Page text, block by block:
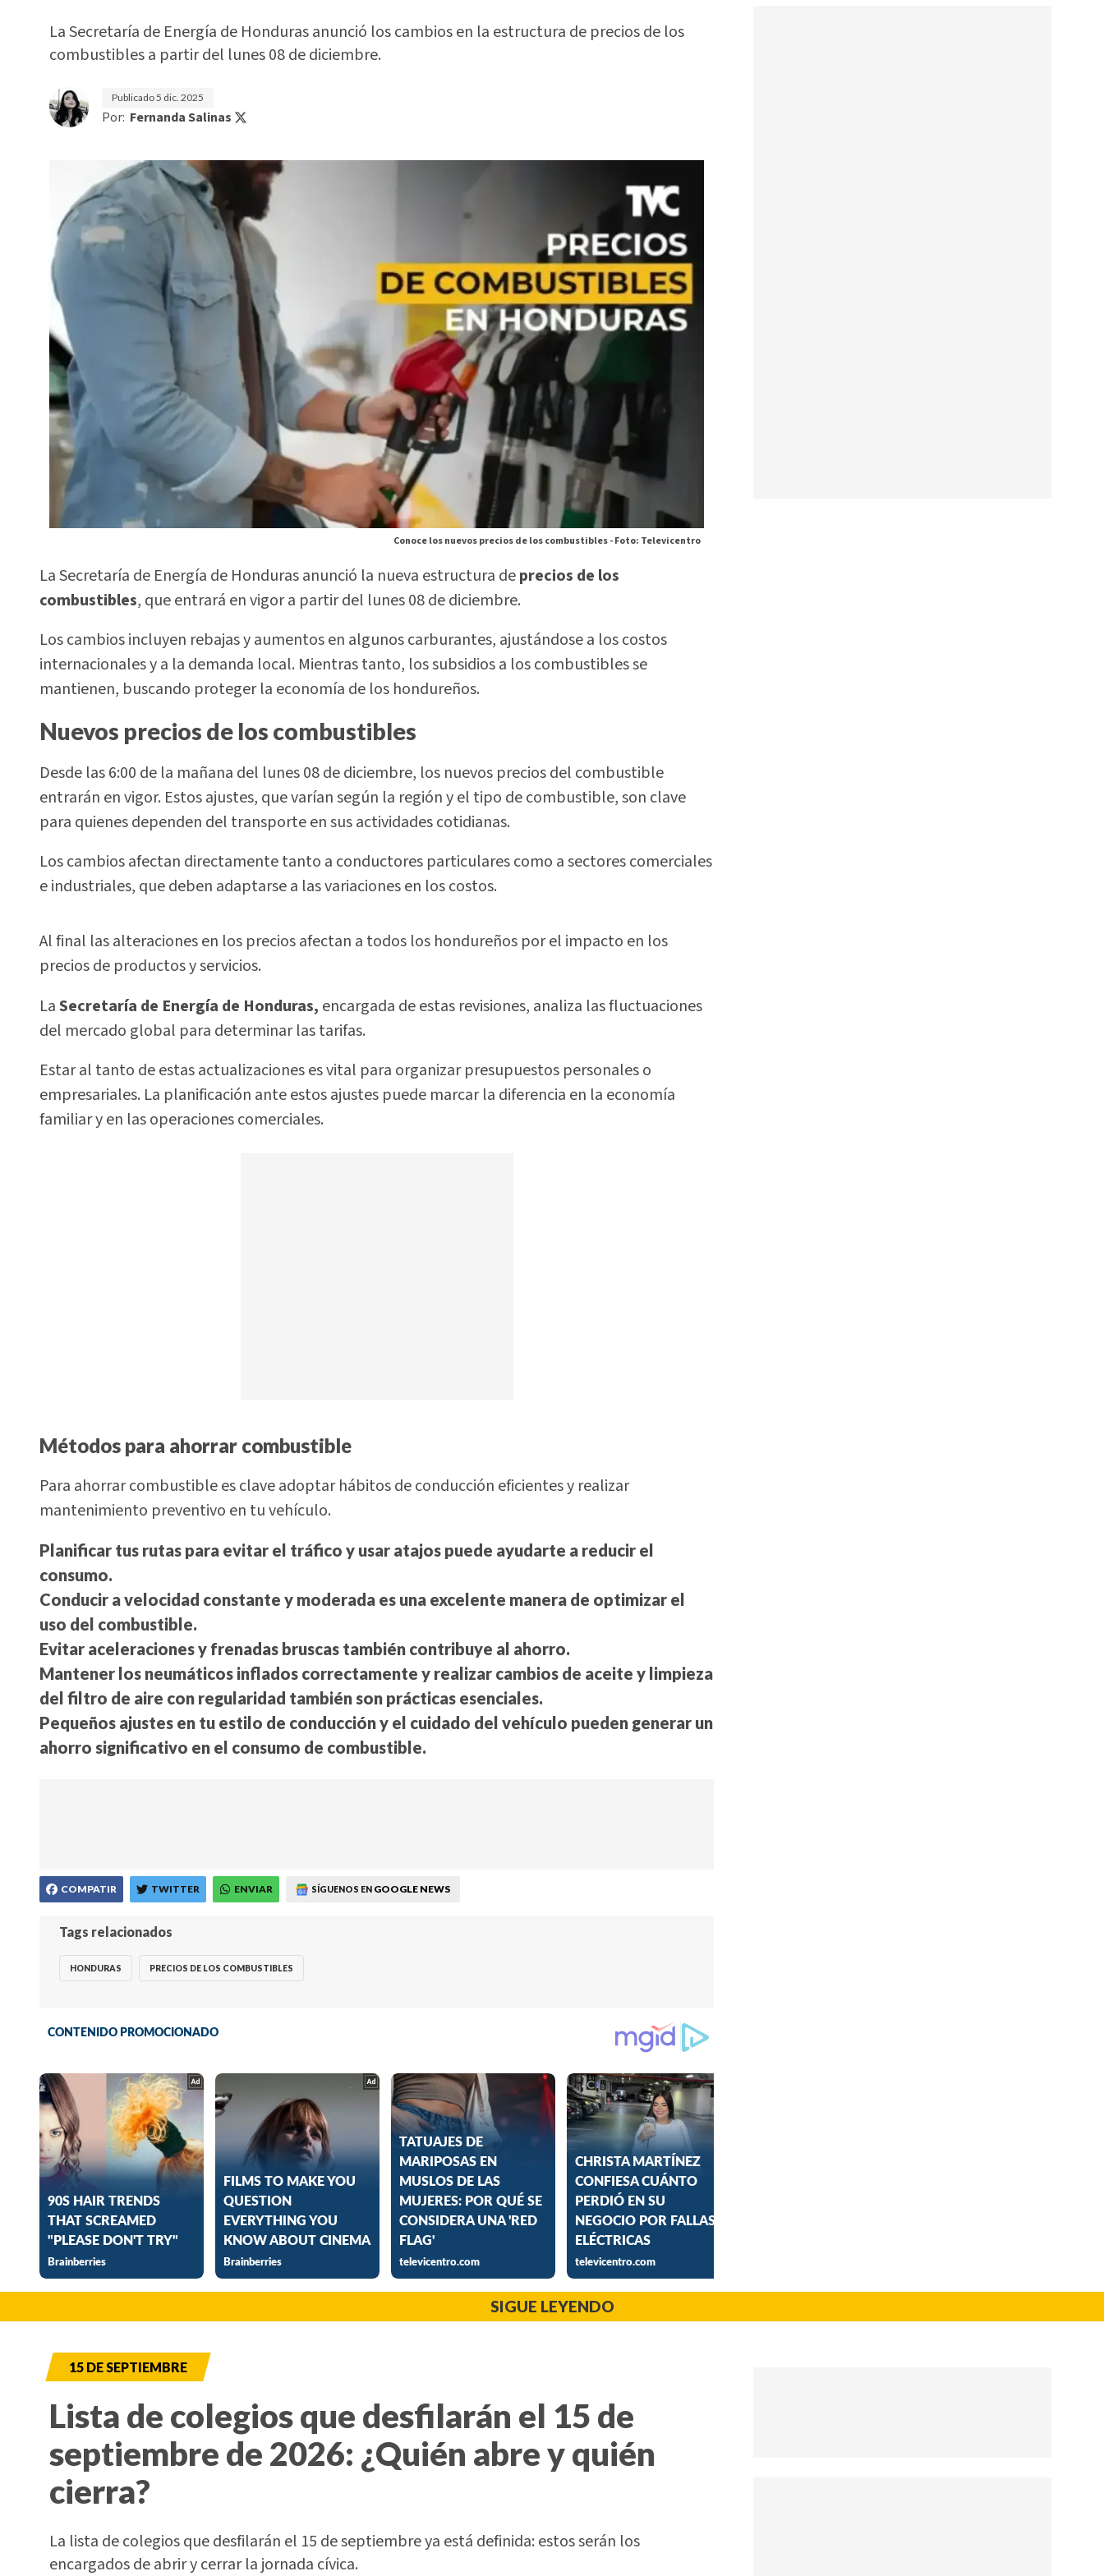
La Secretaría de Energía de Honduras anunció los cambios en la estructura de precios de los
combustibles a partir del lunes 08 de diciembre.
Publicado5 dic. 2025
Por: Fernanda Salinas
Conoce los nuevos precios de los combustibles -Foto: Televicentro
La Secretaría de Energía de Honduras anunció la nueva estructura deprecios de los
combustibles, que entrará en vigor a partir del lunes 08 de diciembre.
Los cambios incluyen rebajas y aumentos en algunos carburantes, ajustándose a los costos
internacionales y a la demanda local. Mientras tanto, los subsidios a los combustibles se
mantienen, buscando proteger la economía de los hondureños.
Nuevos precios de los combustibles
Desde las 6:00 de la mañana del lunes 08 de diciembre, los nuevos precios del combustible
entrarán en vigor. Estos ajustes, que varían según la región y el tipo de combustible, son clave
para quienes dependen del transporte en sus actividades cotidianas.
Los cambios afectan directamente tanto a conductores particulares como a sectores comerciales
e industriales, que deben adaptarse a las variaciones en los costos.
Al final las alteraciones en los precios afectan a todos los hondureños por el impacto en los
precios de productos y servicios.
LaSecretaría de Energía de Honduras, encargada de estas revisiones, analiza las fluctuaciones
del mercado global para determinar las tarifas.
Estar al tanto de estas actualizaciones es vital para organizar presupuestos personales o
empresariales. La planificación ante estos ajustes puede marcar la diferencia en la economía
familiar y en las operaciones comerciales.
Métodos para ahorrar combustible
Para ahorrar combustible es clave adoptar hábitos de conducción eficientes y realizar
mantenimiento preventivo en tu vehículo.
Planificar tus rutas para evitar el tráfico y usar atajos puede ayudarte a reducir el
consumo.
Conducir a velocidad constante y moderada es una excelente manera de optimizar el
uso del combustible.
Evitar aceleraciones y frenadas bruscas también contribuye al ahorro.
Mantener los neumáticos inflados correctamente y realizar cambios de aceite y limpieza
del filtro de aire con regularidad también son prácticas esenciales.
Pequeños ajustes en tu estilo de conducción y el cuidado del vehículo pueden generar un
ahorro significativo en el consumo de combustible.
COMPATIR TWITTER ENVIAR SÍGUENOS EN GOOGLE NEWS
Tags relacionados
HONDURAS PRECIOS DE LOS COMBUSTIBLES
SIGUE LEYENDO
15 DE SEPTIEMBRE
Lista de colegios que desfilarán el 15 de
septiembre de 2026: ¿Quién abre y quién
cierra?
La lista de colegios que desfilarán el 15 de septiembre ya está definida: estos serán los
encargados de abrir y cerrar la jornada cívica.